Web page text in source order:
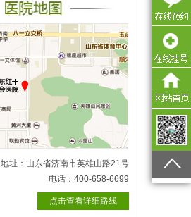
地址：山东省济南市英雄山路21号
电话：400-658-6699
点击查看详细路线